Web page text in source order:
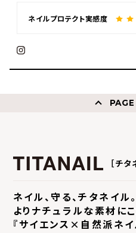
ネイルプロテクト実感度
［チタ
ネイル、守る、チタネイル。
よりナチュラルな素材に
『サイエンス×自然派ネイ